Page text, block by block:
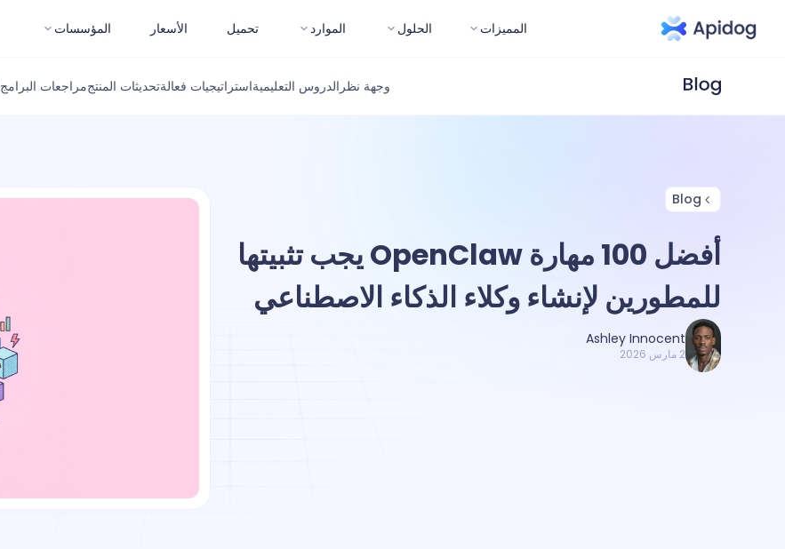
المميزات الحلول الموارد تحميل الأسعار المؤسسات
وجهة نظر الدروس التعليميةاستراتيجيات فعالةتحديثات المنتجمراجعات البرامج
Blog
أفضل 100 مهارة OpenClaw يجب تثبيتها
للمطورين لإنشاء وكلاء الذكاء الاصطناعي
Ashley Innocent
2 مارس 2026